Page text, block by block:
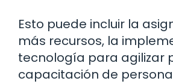
Esto puede incluir la
más recursos, la
tecnología para agilizar
capacitación de